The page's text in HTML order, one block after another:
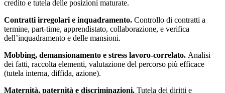
credito e tutela delle posizioni maturate.
Contratti irregolari e inquadramento. Controllo di contratti a
termine, part-time, apprendistato, collaborazione, e verifica
dell’inquadramento e delle mansioni.
Mobbing, demansionamento e stress lavoro-correlato. Analisi
dei fatti, raccolta elementi, valutazione del percorso più efficace
(tutela interna, diffida, azione).
Maternità, paternità e discriminazioni. Tutela dei diritti e